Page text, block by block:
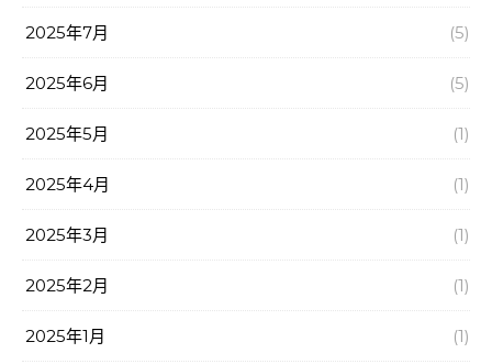
2025年7月 (5)
2025年6月 (5)
2025年5月 (1)
2025年4月 (1)
2025年3月 (1)
2025年2月 (1)
2025年1月 (1)